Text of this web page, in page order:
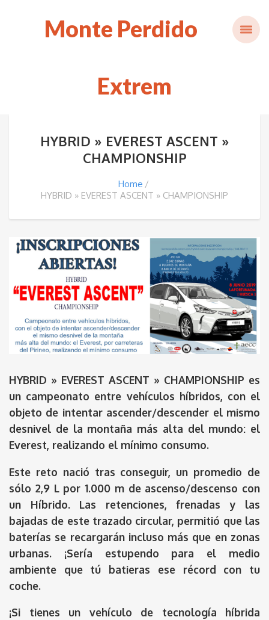
Monte Perdido
Extrem
HYBRID » EVEREST ASCENT »
CHAMPIONSHIP
Home
HYBRID » EVEREST ASCENT » CHAMPIONSHIP
HYBRID » EVEREST ASCENT » CHAMPIONSHIP es
un campeonato entre vehículos híbridos, con el
objeto de intentar ascender/descender el mismo
desnivel de la montaña más alta del mundo: el
Everest, realizando el mínimo consumo.
Este reto nació tras conseguir, un promedio de
sólo 2,9 L por 1.000 m de ascenso/descenso con
un Híbrido. Las retenciones, frenadas y las
bajadas de este trazado circular, permitió que las
baterías se recargarán incluso más que en zonas
urbanas. ¡Sería estupendo para el medio
ambiente que tú batieras ese récord con tu
coche.
¡Si tienes un vehículo de tecnología híbrida